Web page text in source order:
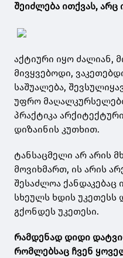
შეიძლება ითქვას,
აქტიური იყო ძალიან,
მივყვებოდი,
საშუალება,
უფრო
პრაქტიკა
დიზაინის კუთხით.
ტანსაცმელი არ არის
მოვიხმართ, ის არის
შესაძლოა ქანდაკებაც
სხეულს ხდის უკეთესს
გქონდეს უკეთესი.
რამდენად დიდი
რომლებსაც ჩვენ